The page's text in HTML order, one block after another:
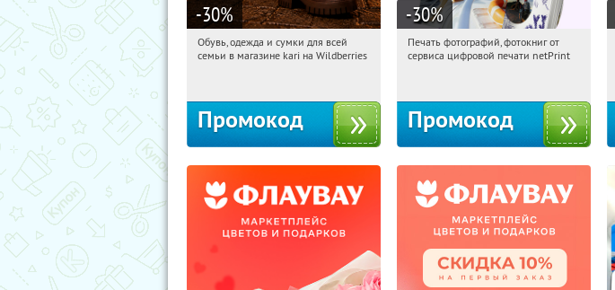
-30%
13:39:33 Получили:
Обувь, одежда и сумки для всей
семьи в магазине kari на Wildberries
Промокод
-30%
13:39:33 Получили:
Печать фотографий, фотокниг от
сервиса цифровой печати netPrint
Промокод